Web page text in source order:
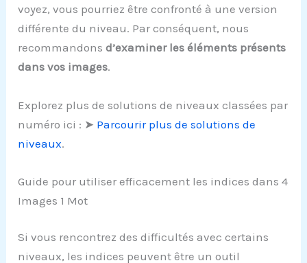
voyez, vous pourriez être confronté à une version
différente du niveau. Par conséquent, nous
recommandonsd’examiner les éléments présents
dans vos images.
Explorez plus de solutions de niveaux classées par
numéro ici : ➤ Parcourir plus de solutions de
niveaux.
Guide pour utiliser efficacement les indices dans 4
Images 1 Mot
Si vous rencontrez des difficultés avec certains
niveaux, les indices peuvent être un outil